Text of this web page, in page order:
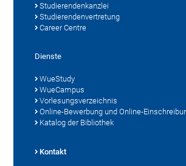
Studierendenkanzlei
Studierendenvertretung
Career Centre
Dienste
WueStudy
WueCampus
Vorlesungsverzeichnis
Online-Bewerbung und Online-
Katalog der Bibliothek
Kontakt